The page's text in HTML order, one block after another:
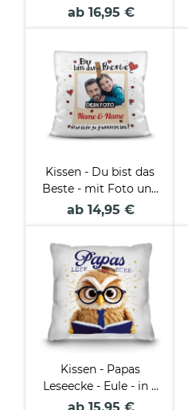
personalisierbar mit
ab 16,95 €
Kissen - Du bist das
Beste - mit Foto und
Wunschnamen - inkl.
ab 14,95 €
Kissen - Papas
Leseecke - Eule - in 3
Farben